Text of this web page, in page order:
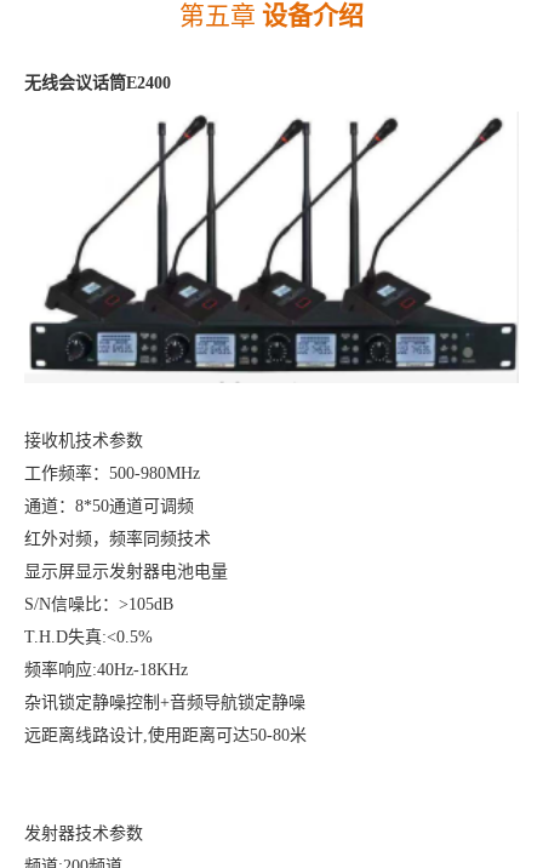
第五章 设备介绍
无线会议话筒E2400
接收机技术参数
工作频率： 500-980MHz
通道： 8*50通道可调频
红外对频，频率同频技术
显示屏显示发射器电池电量
S/N信噪比：>105dB
T.H.D失真:<0.5%
频率响应:40Hz-18KHz
杂讯锁定静噪控制 +音频导航锁定静噪
远距离线路设计,使用距离可达50-80米
发射器技术参数